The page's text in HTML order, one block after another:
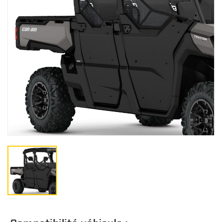
BÂCHES
Bâches de remisage
Bâches de remorquage
Bâches de voyage
Bâches extérieure
TOITS
Doublure de toit
Toits Sport
Gants
JUNIOR
Casquette/bonnet
Cagoule/tour de